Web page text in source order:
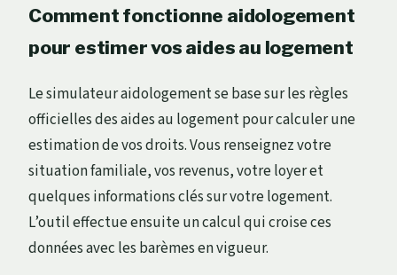
Comment fonctionne aidologement
pour estimer vos aides au logement
Le simulateur aidologement se base sur les règles
officielles des aides au logement pour calculer une
estimation de vos droits. Vous renseignez votre
situation familiale, vos revenus, votre loyer et
quelques informations clés sur votre logement.
L’outil effectue ensuite un calcul qui croise ces
données avec les barèmes en vigueur.